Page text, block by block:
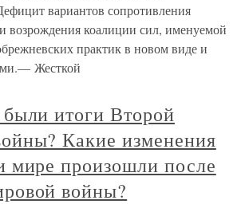
вариантов сопротивления
коалиции сил, именуемой
практик в новом виде и
Жесткой
итоги Второй
Какие изменения
мире произошли после
войны?